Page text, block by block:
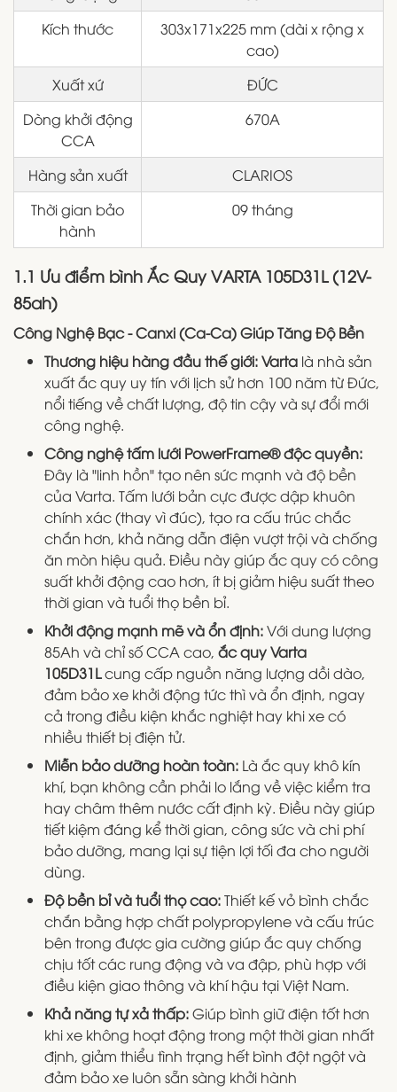
Kích thước
303x171x225 mm (dài x rộng x
cao)
Xuất xứ
ĐỨC
Dòng khởi động
CCA
670A
Hàng sản xuất
CLARIOS
Thời gian bảo
hành
09 tháng
1.1 Ưu điểm bình Ắc Quy VARTA 105D31L (12V-
85ah)
Công Nghệ Bạc - Canxi (Ca-Ca) Giúp Tăng Độ Bền
Thương hiệu hàng đầu thế giới:Varta là nhà sản
xuất ắc quy uy tín với lịch sử hơn 100 năm từ Đức,
nổi tiếng về chất lượng, độ tin cậy và sự đổi mới
công nghệ.
Công nghệ tấm lưới PowerFrame® độc quyền:
Đây là "linh hồn" tạo nên sức mạnh và độ bền
của Varta. Tấm lưới bản cực được dập khuôn
chính xác (thay vì đúc), tạo ra cấu trúc chắc
chắn hơn, khả năng dẫn điện vượt trội và chống
ăn mòn hiệu quả. Điều này giúp ắc quy có công
suất khởi động cao hơn, ít bị giảm hiệu suất theo
thời gian và tuổi thọ bền bỉ.
Khởi động mạnh mẽ và ổn định:Với dung lượng
85Ah và chỉ số CCA cao, ắc quy Varta
105D31Lcung cấp nguồn năng lượng dồi dào,
đảm bảo xe khởi động tức thì và ổn định, ngay
cả trong điều kiện khắc nghiệt hay khi xe có
nhiều thiết bị điện tử.
Miễn bảo dưỡng hoàn toàn: Là ắc quy khô kín
khí, bạn không cần phải lo lắng về việc kiểm tra
hay châm thêm nước cất định kỳ. Điều này giúp
tiết kiệm đáng kể thời gian, công sức và chi phí
bảo dưỡng, mang lại sự tiện lợi tối đa cho người
dùng.
Độ bền bỉ và tuổi thọ cao:Thiết kế vỏ bình chắc
chắn bằng hợp chất polypropylene và cấu trúc
bên trong được gia cường giúp ắc quy chống
chịu tốt các rung động và va đập, phù hợp với
điều kiện giao thông và khí hậu tại Việt Nam.
Khả năng tự xả thấp:Giúp bình giữ điện tốt hơn
khi xe không hoạt động trong một thời gian nhất
định, giảm thiểu tình trạng hết bình đột ngột và
đảm bảo xe luôn sẵn sàng khởi hành